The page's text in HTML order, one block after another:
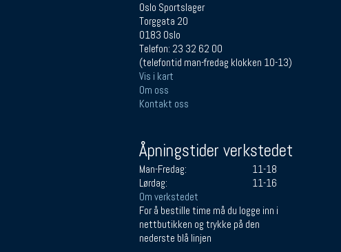
Oslo Sportslager
Torggata 20
0183 Oslo
Telefon: 23 32 62 00
(telefontid man-fredag klokken 10-13)
Vis i kart
Om oss
Kontakt oss
Åpningstider verkstedet
Man-Fredag:
11-18
Lørdag:
11-16
Om verkstedet
For å bestille time må du logge inn i
nettbutikken og trykke på den
nederste blå linjen